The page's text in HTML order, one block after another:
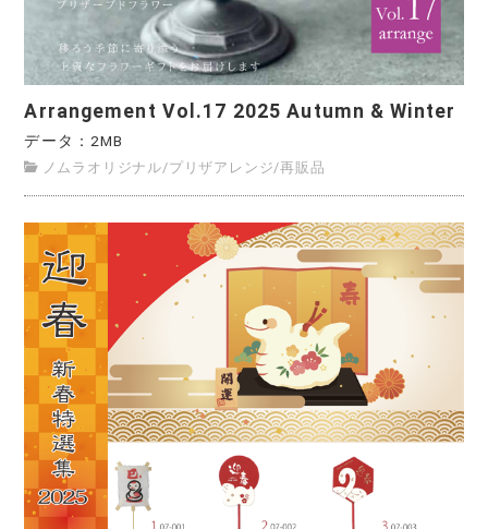
Arrangement Vol.17 2025 Autumn & Winter
データ：2MB
ノムラオリジナル/プリザアレンジ/再販品